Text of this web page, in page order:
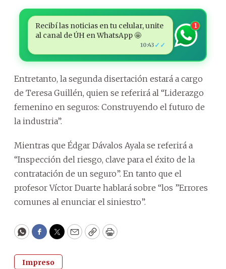
Recibí las noticias en tu celular, unite
al canal de ÚH en WhatsApp 🤩
10:43 ✓✓
1
Entretanto, la segunda disertación estará a cargo
de Teresa Guillén, quien se referirá al “Liderazgo
femenino en seguros: Construyendo el futuro de
la industria”.
Mientras que Édgar Dávalos Ayala se referirá a
“Inspección del riesgo, clave para el éxito de la
contratación de un seguro”. En tanto que el
profesor Víctor Duarte hablará sobre “los ”Errores
comunes al enunciar el siniestro”.
WhatsApp
Facebook
Twitter
EmailCopyPrint
Impreso